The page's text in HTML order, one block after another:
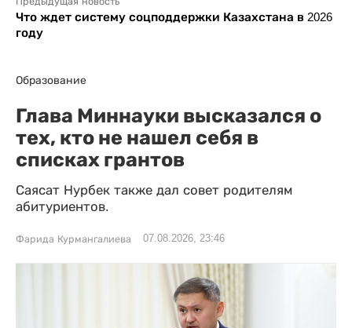
Что ждет систему соцподдержки Казахстана в 2026
году
Образование
Глава Миннауки высказался о
тех, кто не нашел себя в
списках грантов
Саясат Нурбек также дал совет родителям
абитуриентов.
Фарида Курмангалиева 07.08.2026, 23:46